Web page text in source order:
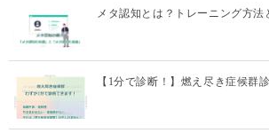
メタ認知とは？トレーニング方法
【1分で診断！】燃え尽き症候群